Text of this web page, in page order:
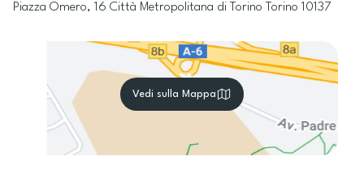
Piazza Omero, 16 Città Metropolitana di Torino Torino 10137
Vedi sulla Mappa